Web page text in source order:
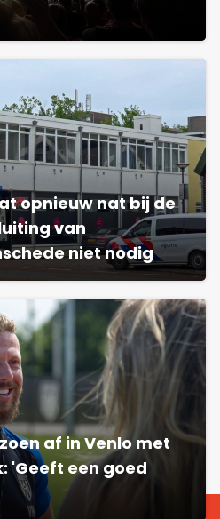
opnieuw nat bij de
van
niet nodig
af in Venlo met
'Geeft een goed